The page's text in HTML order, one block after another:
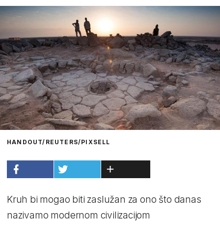
HANDOUT/REUTERS/PIXSELL
Kruh bi mogao biti zaslužan za ono što danas
nazivamo modernom civilizacijom